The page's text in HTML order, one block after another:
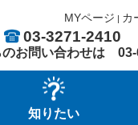
MYページ | カ
03-3271-2410
お問い合わせは
知りたい